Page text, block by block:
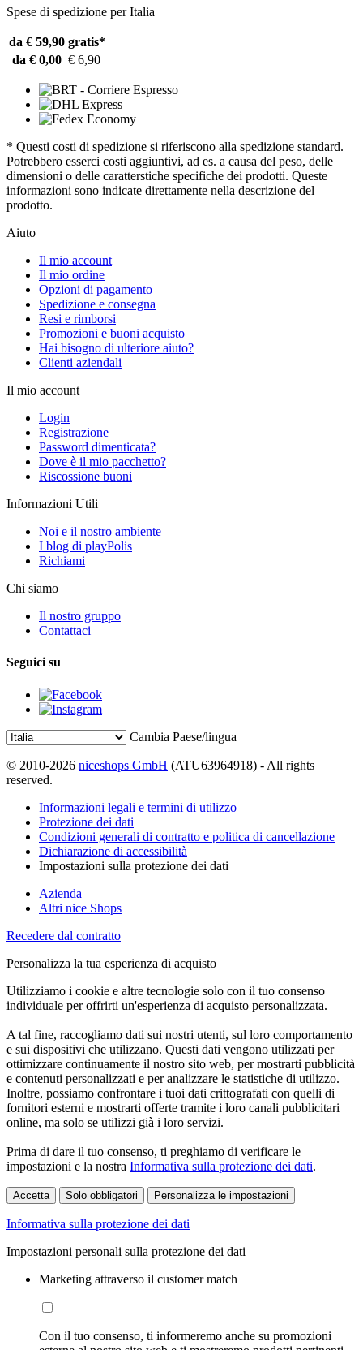
Spese di spedizione per Italia
da € 59,90 gratis*
da € 0,00 € 6,90
* Questi costi di spedizione si riferiscono alla spedizione standard.
Potrebbero esserci costi aggiuntivi, ad es. a causa del peso, delle
dimensioni o delle caratterstiche specifiche dei prodotti. Queste
informazioni sono indicate direttamente nella descrizione del
prodotto.
Aiuto
Il mio account
Il mio ordine
Opzioni di pagamento
Spedizione e consegna
Resi e rimborsi
Promozioni e buoni acquisto
Hai bisogno di ulteriore aiuto?
Clienti aziendali
Il mio account
Login
Registrazione
Password dimenticata?
Dove è il mio pacchetto?
Riscossione buoni
Informazioni Utili
Noi e il nostro ambiente
I blog di playPolis
Richiami
Chi siamo
Il nostro gruppo
Contattaci
Seguici su
Cambia Paese/lingua
© 2010-2026 niceshops GmbH (ATU63964918) - All rights
reserved.
Informazioni legali e termini di utilizzo
Protezione dei dati
Condizioni generali di contratto e politica di cancellazione
Dichiarazione di accessibilità
Impostazioni sulla protezione dei dati
Azienda
Altri nice Shops
Recedere dal contratto
Personalizza la tua esperienza di acquisto
Utilizziamo i cookie e altre tecnologie solo con il tuo consenso
individuale per offrirti un'esperienza di acquisto personalizzata.
A tal fine, raccogliamo dati sui nostri utenti, sul loro comportamento
e sui dispositivi che utilizzano. Questi dati vengono utilizzati per
ottimizzare continuamente il nostro sito web, per mostrarti pubblicità
e contenuti personalizzati e per analizzare le statistiche di utilizzo.
Inoltre, possiamo confrontare i tuoi dati crittografati con quelli di
fornitori esterni e mostrarti offerte tramite i loro canali pubblicitari
online, ma solo se utilizzi già i loro servizi.
Prima di dare il tuo consenso, ti preghiamo di verificare le
impostazioni e la nostra Informativa sulla protezione dei dati.
Accetta Solo obbligatori Personalizza le impostazioni
Informativa sulla protezione dei dati
Impostazioni personali sulla protezione dei dati
Marketing attraverso il customer match
Con il tuo consenso, ti informeremo anche su promozioni